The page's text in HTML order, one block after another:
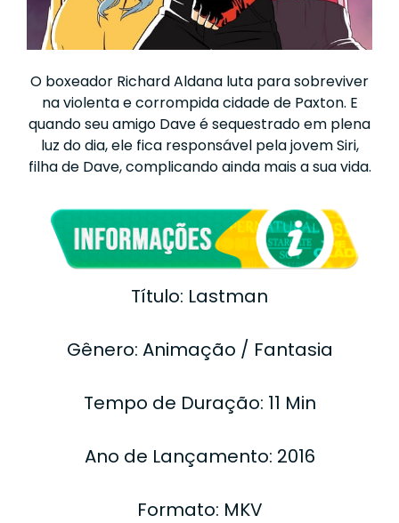
O boxeador Richard Aldana luta para sobreviver
na violenta e corrompida cidade de Paxton. E
quando seu amigo Dave é sequestrado em plena
luz do dia, ele fica responsável pela jovem Siri,
filha de Dave, complicando ainda mais a sua vida.
Título: Lastman
Gênero: Animação / Fantasia
Tempo de Duração: 11 Min
Ano de Lançamento: 2016
Formato: MKV